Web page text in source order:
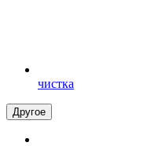
чистка
Другое